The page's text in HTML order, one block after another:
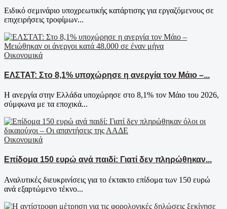
Ειδικό σεμινάριο υποχρεωτικής κατάρτισης για εργαζόμενους σε
επιχειρήσεις τροφίμων...
Οικονομικά
ΕΛΣΤΑΤ: Στο 8,1% υποχώρησε η ανεργία τον Μάιο –...
Η ανεργία στην Ελλάδα υποχώρησε στο 8,1% τον Μάιο του 2026,
σύμφωνα με τα εποχικά...
Οικονομικά
Επίδομα 150 ευρώ ανά παιδί: Γιατί δεν πληρώθηκαν...
Αναλυτικές διευκρινίσεις για το έκτακτο επίδομα των 150 ευρώ
ανά εξαρτώμενο τέκνο...